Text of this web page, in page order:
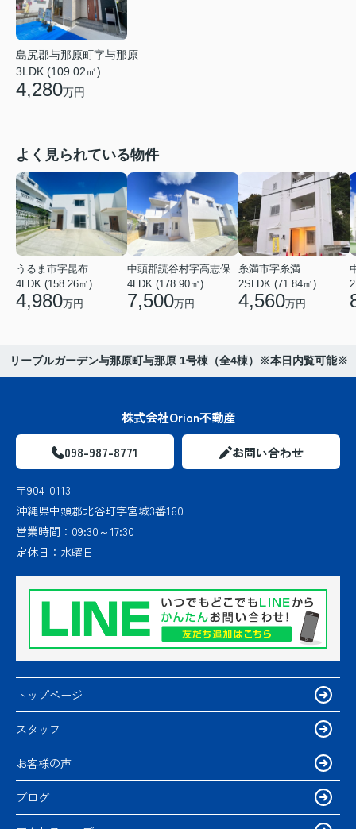
島尻郡与那原町字与那原
3LDK (109.02㎡)
4,280万円
よく見られている物件
うるま市字昆布
4LDK (158.26㎡)
4,980万円
中頭郡読谷村字高志保
4LDK (178.90㎡)
7,500万円
糸満市字糸満
2SLDK (71.84㎡)
4,560万円
リーブルガーデン与那原町与那原 1号棟（全4棟）※本日内覧可能※
株式会社Orion不動産
098-987-8771 お問い合わせ
〒904-0113
沖縄県中頭郡北谷町字宮城3番160
営業時間： 09:30～17:30
定休日： 水曜日
トップページ
スタッフ
お客様の声
ブログ